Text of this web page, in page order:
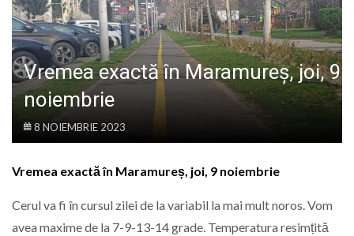
LIFE
Vremea exactă în Maramureș, joi, 9
noiembrie
8 NOIEMBRIE 2023
Vremea exactă în Maramureș, joi, 9 noiembrie
Cerul va fi în cursul zilei de la variabil la mai mult noros. Vom
avea maxime de la 7-9-13-14 grade. Temperatura resimțită